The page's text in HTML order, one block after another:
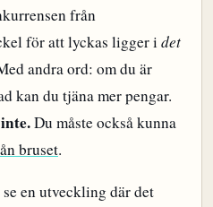
från
för att lyckas ligger idet
andra ord: om du är
kan du tjäna mer pengar.
Du måste också kunna
bruset.
en utveckling där det